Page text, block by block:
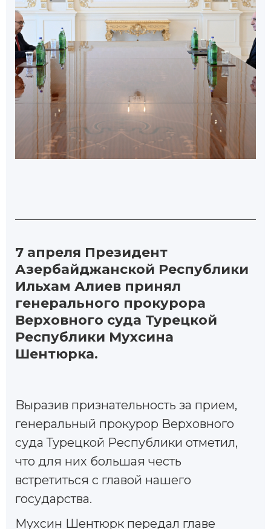
7 апреля Президент
Азербайджанской Республики
Ильхам Алиев принял
генерального прокурора
Верховного суда Турецкой
Республики Мухсина
Шентюрка.
Bыразив признательность за прием,
генеральный прокурор Верховного
суда Турецкой Республики отметил,
что для них большая честь
встретиться с главой нашего
государства.
Мухсин Шентюрк передал главе